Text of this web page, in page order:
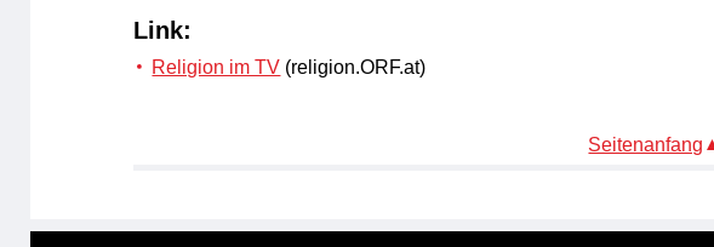
Link:
Religion im TV (religion.ORF.at)
Seitenanfang